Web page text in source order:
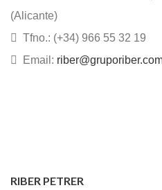
(Alicante)
Tfno.: (+34) 966 55 32 19
Email:
RIBER PETRER